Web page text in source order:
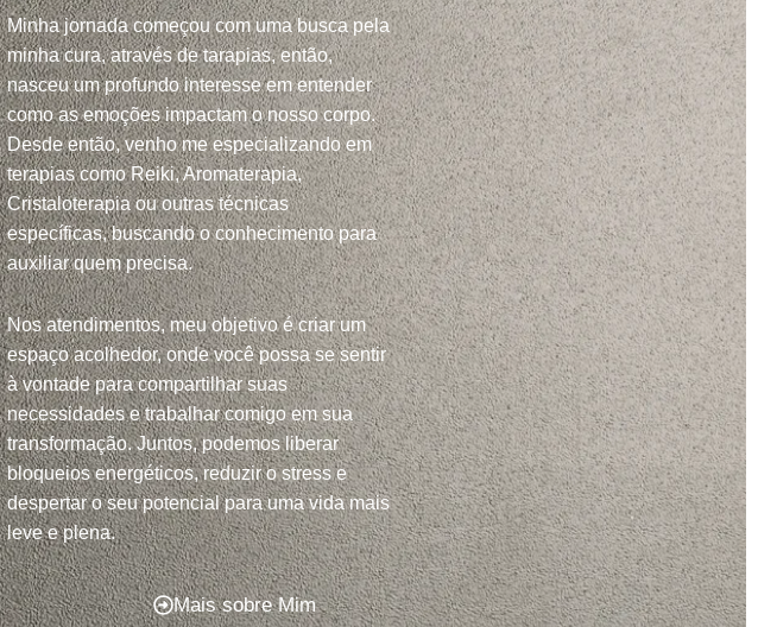
Minha jornada começou com uma busca pela
minha cura, através de tarapias, então,
nasceu um profundo interesse em entender
como as emoções impactam o nosso corpo.
Desde então, venho me especializando em
terapias como Reiki, Aromaterapia,
Cristaloterapia ou outras técnicas
específicas, buscando o conhecimento para
auxiliar quem precisa.
Nos atendimentos, meu objetivo é criar um
espaço acolhedor, onde você possa se sentir
à vontade para compartilhar suas
necessidades e trabalhar comigo em sua
transformação. Juntos, podemos liberar
bloqueios energéticos, reduzir o stress e
despertar o seu potencial para uma vida mais
leve e plena.
Mais sobre Mim